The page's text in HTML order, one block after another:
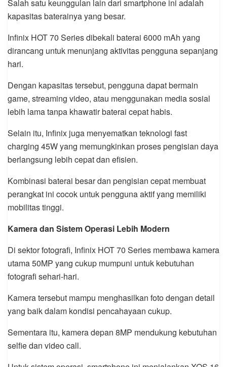
Salah satu keunggulan lain dari smartphone ini adalah
kapasitas baterainya yang besar.
Infinix HOT 70 Series dibekali baterai 6000 mAh yang
dirancang untuk menunjang aktivitas pengguna sepanjang
hari.
Dengan kapasitas tersebut, pengguna dapat bermain
game, streaming video, atau menggunakan media sosial
lebih lama tanpa khawatir baterai cepat habis.
Selain itu, Infinix juga menyematkan teknologi fast
charging 45W yang memungkinkan proses pengisian daya
berlangsung lebih cepat dan efisien.
Kombinasi baterai besar dan pengisian cepat membuat
perangkat ini cocok untuk pengguna aktif yang memiliki
mobilitas tinggi.
Kamera dan Sistem Operasi Lebih Modern
Di sektor fotografi, Infinix HOT 70 Series membawa kamera
utama 50MP yang cukup mumpuni untuk kebutuhan
fotografi sehari-hari.
Kamera tersebut mampu menghasilkan foto dengan detail
yang baik dalam kondisi pencahayaan cukup.
Sementara itu, kamera depan 8MP mendukung kebutuhan
selfie dan video call.